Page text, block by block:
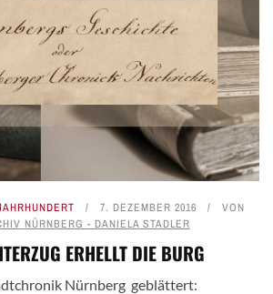
7. DEZEMBER 2016
VON
NÜRNBERG - DANIELA STADLER
ERHELLT DIE BURG
Nürnberg geblättert: